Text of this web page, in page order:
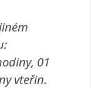
01
vteřin.